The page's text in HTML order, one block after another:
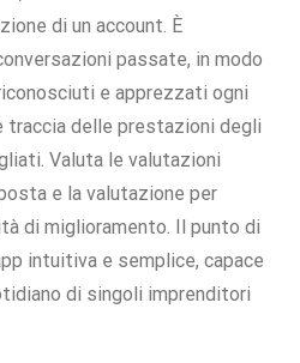
di un account. È
passate, in modo
e apprezzati ogni
traccia delle prestazioni degli
Valuta le valutazioni
e la valutazione per
di miglioramento. Il punto di
intuitiva e semplice, capace
di singoli imprenditori